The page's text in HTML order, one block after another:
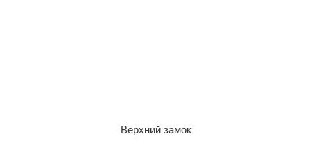
Верхний замок